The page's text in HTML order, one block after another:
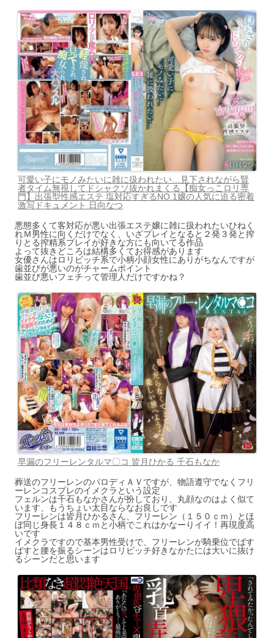
可愛い子にモノみたいに雑に扱われたい…見下されながら賢
者タイム無視してドシャクソ抜かれまくる【痴女っこロリ専
門】出張型性感エステ 塩対応すぎるNO.1嬢の人気に迫る密着
激写ドキュメント 日向なつ
悪態多くて客対応が悪い出張エステ嬢に雑に扱われたいひねく
れＭ男性に向くだけでなく、いざプレイとなると２発３発と搾
りとる搾精系プレイが好きな方にも向いてる作品
よって抜きどころは結構多くてお得感があります
女優さんはロリビッチ系で小柄小顔女性にありがちなんですが
歯並びが悪いのがチャームポイント
歯並び悪いフェチって管理人だけですかね？
早漏のフリーレンタルマ〇コ 皆月ひかる 千石もなか
葬送のフリーレンのパロディＡＶですが、物語遵守でなくフリ
ーレンコスプレのイメクラという設定
フェルンは千石もなかさんが扮しており、丸顔なのはよく似て
います、もうちょい太目ならなお良しです
フリーレンは皆月ひかるさん、フリーレン（１５０ｃｍ）とほ
ぼ同じ身長１４８ｃｍと小柄でこれはかなーりイイ！再現度高
いです
イメクラですので基本男性受けで、フリーレンが騎乗位でばす
ばすと腰を振るシーンはロリビッチ好きなかたには大いに抜け
るシーンだと思います